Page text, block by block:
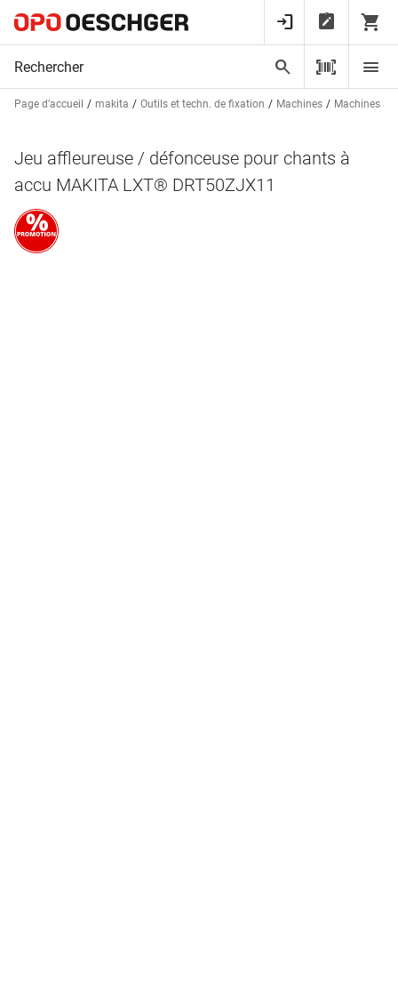
Page d’accueil makita Outils et techn. de fixation Machines Machines à
Jeu affleureuse / défonceuse pour chants à
accu MAKITA LXT® DRT50ZJX11